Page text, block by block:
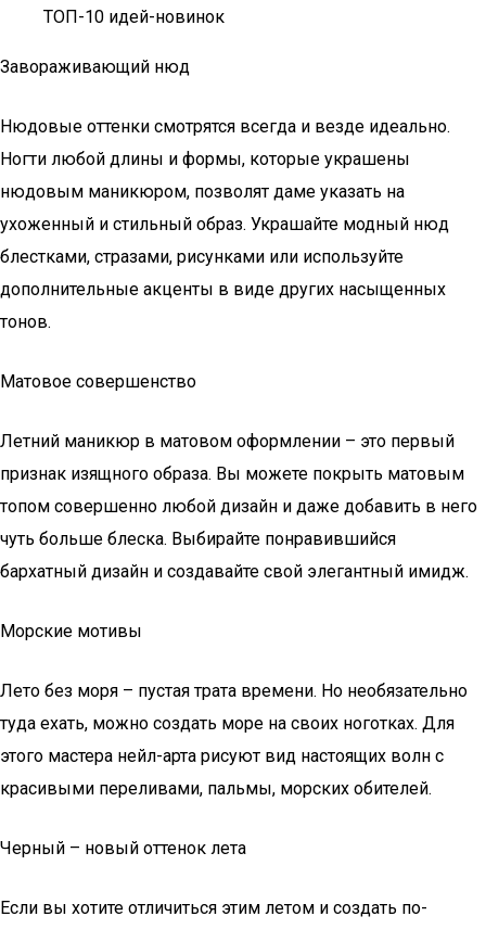
ТОП-10 идей-новинок
Завораживающий нюд
Нюдовые оттенки смотрятся всегда и везде идеально.
Ногти любой длины и формы, которые украшены
нюдовым маникюром, позволят даме указать на
ухоженный и стильный образ. Украшайте модный нюд
блестками, стразами, рисунками или используйте
дополнительные акценты в виде других насыщенных
тонов.
Матовое совершенство
Летний маникюр в матовом оформлении – это первый
признак изящного образа. Вы можете покрыть матовым
топом совершенно любой дизайн и даже добавить в него
чуть больше блеска. Выбирайте понравившийся
бархатный дизайн и создавайте свой элегантный имидж.
Морские мотивы
Лето без моря – пустая трата времени. Но необязательно
туда ехать, можно создать море на своих ноготках. Для
этого мастера нейл-арта рисуют вид настоящих волн с
красивыми переливами, пальмы, морских обителей.
Черный – новый оттенок лета
Если вы хотите отличиться этим летом и создать по-